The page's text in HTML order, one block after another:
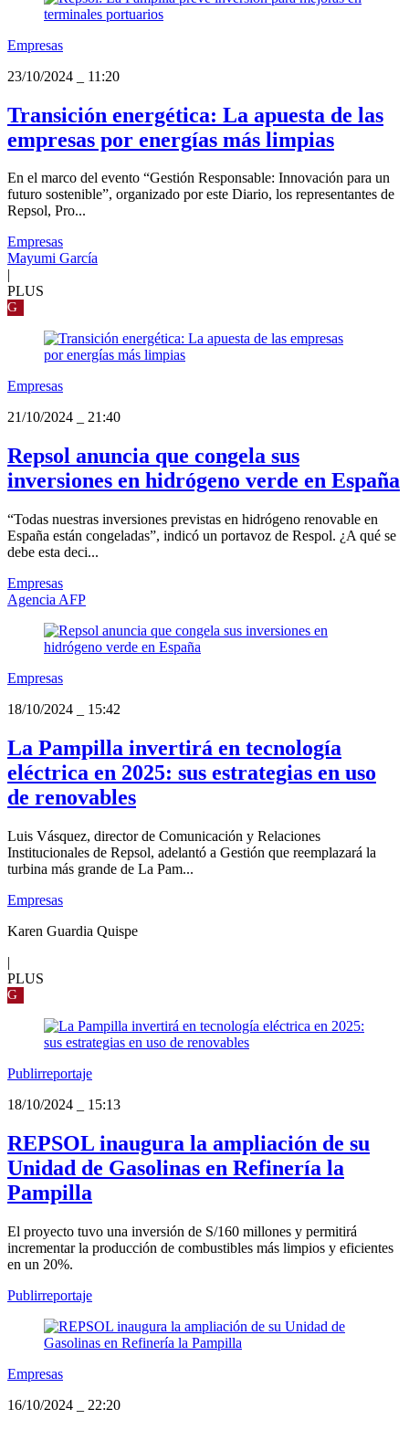
Empresas
23/10/2024
11:20
Transición energética: La apuesta de las
empresas por energías más limpias
En el marco del evento “Gestión Responsable: Innovación para un
futuro sostenible”, organizado por este Diario, los representantes de
Repsol, Pro...
Empresas
Mayumi García
|
PLUS
G
Empresas
21/10/2024
21:40
Repsol anuncia que congela sus
inversiones en hidrógeno verde en España
“Todas nuestras inversiones previstas en hidrógeno renovable en
España están congeladas”, indicó un portavoz de Respol. ¿A qué se
debe esta deci...
Empresas
Agencia AFP
Empresas
18/10/2024
15:42
La Pampilla invertirá en tecnología
eléctrica en 2025: sus estrategias en uso
de renovables
Luis Vásquez, director de Comunicación y Relaciones
Institucionales de Repsol, adelantó a Gestión que reemplazará la
turbina más grande de La Pam...
Empresas
Karen Guardia Quispe
|
PLUS
G
Publirreportaje
18/10/2024
15:13
REPSOL inaugura la ampliación de su
Unidad de Gasolinas en Refinería la
Pampilla
El proyecto tuvo una inversión de S/160 millones y permitirá
incrementar la producción de combustibles más limpios y eficientes
en un 20%.
Publirreportaje
Empresas
16/10/2024
22:20